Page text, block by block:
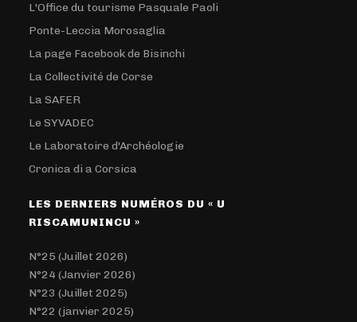
L'Office du tourisme Pasquale Paoli
Ponte-Leccia Morosaglia
La page Facebook de Bisinchi
La Collectivité de Corse
La SAFER
Le SYVADEC
Le Laboratoire d'Archéologie
Cronica di a Corsica
LES DERNIERS NUMÉROS DU « U
RISCAMUNINCU »
N°25 (Juillet 2026)
N°24 (Janvier 2026)
N°23 (Juillet 2025)
N°22 (janvier 2025)